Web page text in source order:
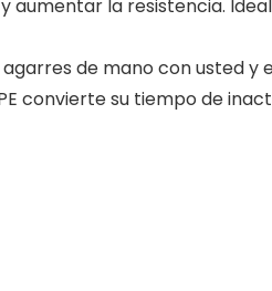
la resistencia.
de mano con usted
convierte su tiempo de